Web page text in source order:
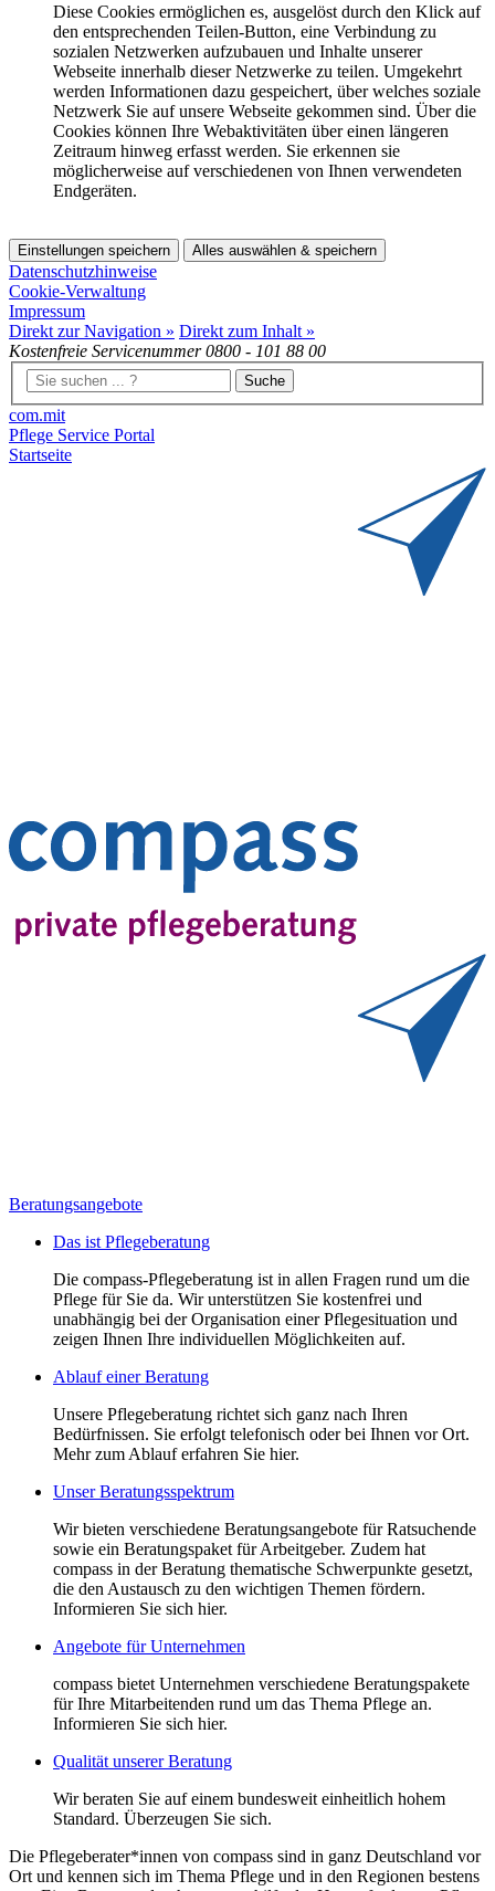
Diese Cookies ermöglichen es, ausgelöst durch den Klick auf
den entsprechenden Teilen-Button, eine Verbindung zu
sozialen Netzwerken aufzubauen und Inhalte unserer
Webseite innerhalb dieser Netzwerke zu teilen. Umgekehrt
werden Informationen dazu gespeichert, über welches soziale
Netzwerk Sie auf unsere Webseite gekommen sind. Über die
Cookies können Ihre Webaktivitäten über einen längeren
Zeitraum hinweg erfasst werden. Sie erkennen sie
möglicherweise auf verschiedenen von Ihnen verwendeten
Endgeräten.
Einstellungen speichern Alles auswählen & speichern
Datenschutzhinweise
Cookie-Verwaltung
Impressum
Direkt zur Navigation » Direkt zum Inhalt »
Kostenfreie Servicenummer0800 - 101 88 00
Suche
com.mit
Pflege Service Portal
Startseite
Beratungsangebote
Das ist Pflegeberatung
Die compass-Pflegeberatung ist in allen Fragen rund um die
Pflege für Sie da. Wir unterstützen Sie kostenfrei und
unabhängig bei der Organisation einer Pflegesituation und
zeigen Ihnen Ihre individuellen Möglichkeiten auf.
Ablauf einer Beratung
Unsere Pflegeberatung richtet sich ganz nach Ihren
Bedürfnissen. Sie erfolgt telefonisch oder bei Ihnen vor Ort.
Mehr zum Ablauf erfahren Sie hier.
Unser Beratungsspektrum
Wir bieten verschiedene Beratungsangebote für Ratsuchende
sowie ein Beratungspaket für Arbeitgeber. Zudem hat
compass in der Beratung thematische Schwerpunkte gesetzt,
die den Austausch zu den wichtigen Themen fördern.
Informieren Sie sich hier.
Angebote für Unternehmen
compass bietet Unternehmen verschiedene Beratungspakete
für Ihre Mitarbeitenden rund um das Thema Pflege an.
Informieren Sie sich hier.
Qualität unserer Beratung
Wir beraten Sie auf einem bundesweit einheitlich hohem
Standard. Überzeugen Sie sich.
Die Pflegeberater*innen von compass sind in ganz Deutschland vor
Ort und kennen sich im Thema Pflege und in den Regionen bestens